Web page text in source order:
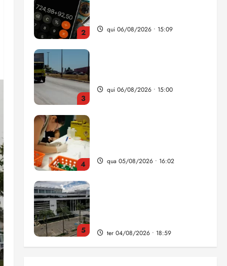
2 qui 06/08/2026 • 15:09
3
qui 06/08/2026 • 15:00
4 qua 05/08/2026 • 16:02
5 ter 04/08/2026 • 18:59